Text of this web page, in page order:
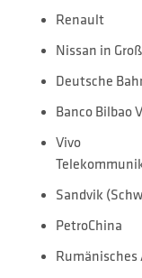
Renault
Nissan in
Deutsche
Banco Bilbao
Vivo
Sandvik
PetroChina